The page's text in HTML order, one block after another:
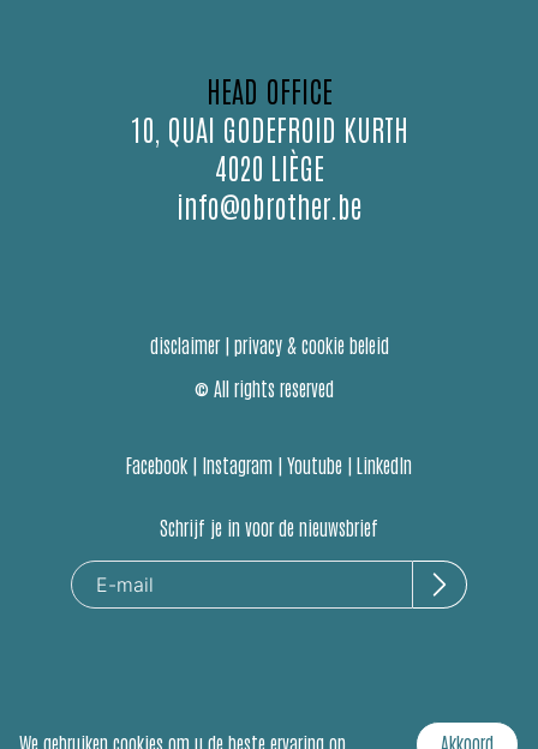
We gebruiken cookies om u de beste ervaring op Akkoord
HEAD OFFICE
10, QUAI GODEFROID KURTH
4020 LIÈGE
info@obrother.be
disclaimer| privacy & cookie beleid
© All rights reserved
Facebook | Instagram | Youtube | LinkedIn
Schrijf je in voor de nieuwsbrief